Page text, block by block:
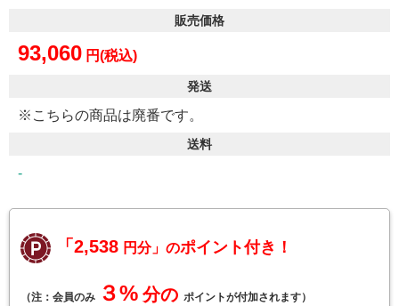
販売価格
93,060 円(税込)
発送
※こちらの商品は廃番です。
送料
-
「2,538 円分」のポイント付き！
（注： 会員のみ ３% 分の ポイントが付加されます）